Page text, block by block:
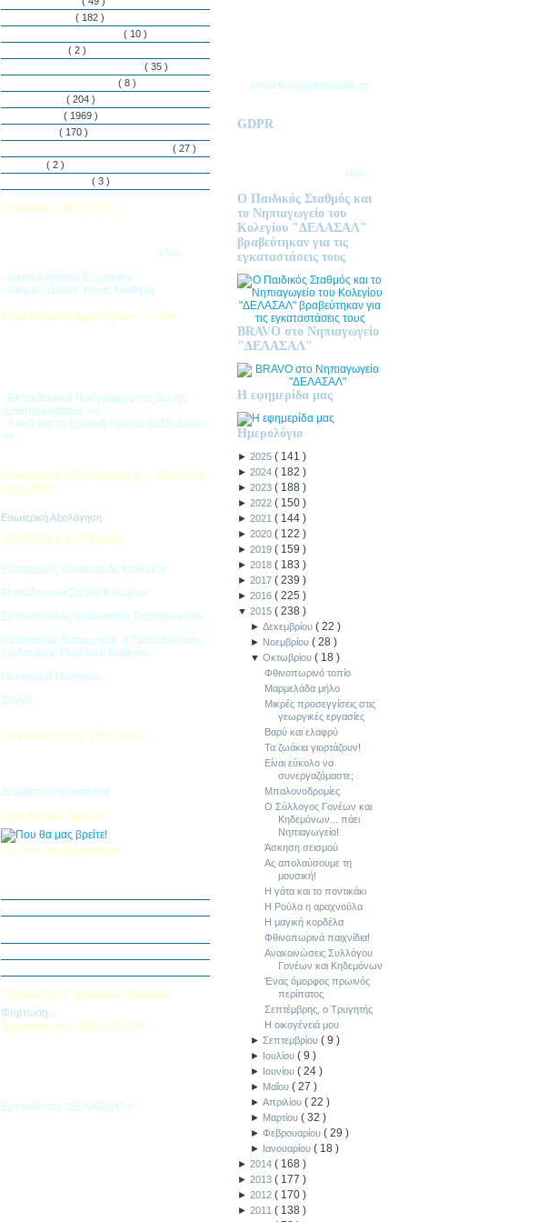
( 182 )
( 10 )
( 2 )
( 35 )
( 8 )
( 204 )
( 1969 )
( 170 )
( 27 )
( 2 )
( 3 )
Εγγραφές 2025-2026
εδώ.
- Δικαιολογητικά Εγγραφής
- Ατομικό Δελτίο Υγείας Μαθητή
Όμιλοι Δραστηριοτήτων - Clubs
- Εκπαιδευτικό Πρόγραμμα της Ζώνης
Δραστηριοτήτων ->>
- Υλικά για τη Σχολική Χρονιά 2025-2026 -
>>
Εσωτερική Αξιολόγηση Σχ. Μονάδας
2022-2023
Εσωτερική Αξιολόγηση
ΧΡΗΣΙΜΑ ΕΓΓΡΑΦΑ
Εσωτερικός Κανονισμός Κολεγίου
Εκπαιδευτικό Σχέδιο Κολεγίου
Εκπαιδευτικός Σχεδιασμός Νηπιαγωγείου
Κανονισμός Λειτουργίας & Εκπαιδευτικός
Σχεδιασμός Παιδικού Σταθμού
Μεταφορά Μαθητών
Στολές
VACANCES D’ ÉTÉ 2025
Διαβάστε περισσότερα
Που θα μας βρείτε!
Τα νέα του Δημοτικού
Τα νέα του Γυμνασίου-Λυκείου
Φόρτωση...
Εργασία στο «ΔΕΛΑΣΑΛ»
Εργασία στο "ΔΕΛΑΣΑΛ"->
preschool@delasalle.gr
GDPR
εδώ
Ο Παιδικός Σταθμός και
το Νηπιαγωγείο του
Κολεγίου "ΔΕΛΑΣΑΛ"
βραβεύτηκαν για τις
εγκαταστάσεις τους
BRAVO στο Νηπιαγωγείο
"ΔΕΛΑΣΑΛ"
Η εφημερίδα μας
Ημερολόγιο
► 2025 ( 141 )
► 2024 ( 182 )
► 2023 ( 188 )
► 2022 ( 150 )
► 2021 ( 144 )
► 2020 ( 122 )
► 2019 ( 159 )
► 2018 ( 183 )
► 2017 ( 239 )
► 2016 ( 225 )
▼ 2015 ( 238 )
►Δεκεμβρίου(22)
► Νοεμβρίου(28)
▼Οκτωβρίου( 18)
Φθινοπωρινό τοπίο
Μαρμελάδα μήλο
Μικρές προσεγγίσεις στις
γεωργικές εργασίες
Βαρύ και ελαφρύ
Τα ζωάκια γιορτάζουν!
Είναι εύκολο να
συνεργαζόμαστε;
Μπαλονοδρομίες
Ο Σύλλογος Γονέων και
Κηδεμόνων... πάει
Νηπιαγωγείο!
Άσκηση σεισμού
Ας απολαύσουμε τη
μουσική!
Η γάτα και το ποντικάκι
Η Ρούλα η αραχνούλα
Η μαγική κορδέλα
Φθινοπωρινά παιχνίδια!
Ανακοινώσεις Συλλόγου
Γονέων και Κηδεμόνων
Ένας όμορφος πρωινός
περίπατος
Σεπτέμβρης, ο Τρυγητής
Η οικογένειά μου
►Σεπτεμβρίου(9)
► Ιουλίου(9)
► Ιουνίου(24)
► Μαΐου(27)
►Απριλίου(22)
► Μαρτίου(32)
►Φεβρουαρίου(29)
► Ιανουαρίου( 18)
► 2014 ( 168 )
► 2013 ( 177 )
► 2012 ( 170 )
► 2011 ( 138 )